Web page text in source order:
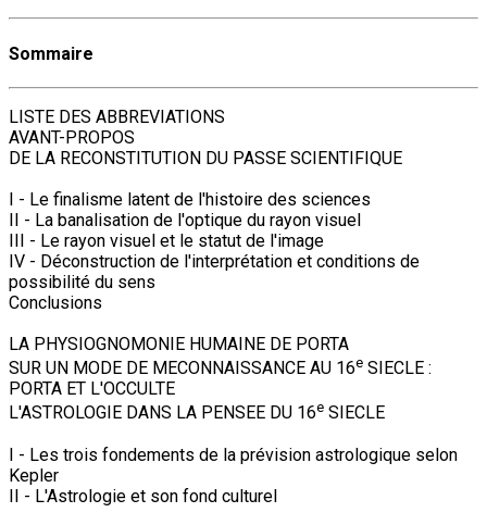
Sommaire
LISTE DES ABBREVIATIONS
AVANT-PROPOS
DE LA RECONSTITUTION DU PASSE SCIENTIFIQUE
I - Le finalisme latent de l'histoire des sciences
II - La banalisation de l'optique du rayon visuel
III - Le rayon visuel et le statut de l'image
IV - Déconstruction de l'interprétation et conditions de
possibilité du sens
Conclusions
LA PHYSIOGNOMONIE HUMAINE DE PORTA
SUR UN MODE DE MECONNAISSANCE AU 16e SIECLE :
PORTA ET L'OCCULTE
L'ASTROLOGIE DANS LA PENSEE DU 16e SIECLE
I - Les trois fondements de la prévision astrologique selon
Kepler
II - L'Astrologie et son fond culturel